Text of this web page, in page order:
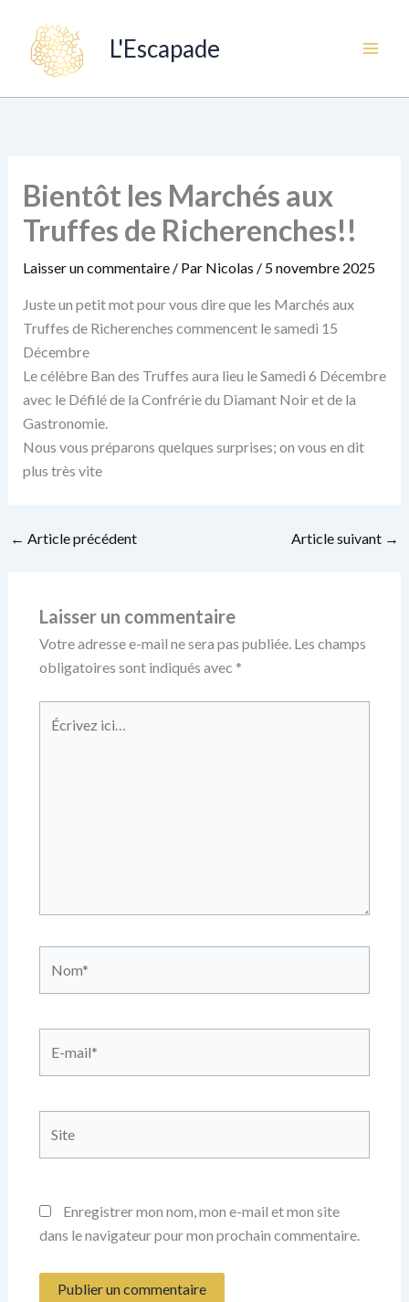
contenu
L'Escapade
Bientôt les Marchés aux
Truffes de Richerenches!!
Laisser un commentaire / Par Nicolas / 5 novembre 2025
Juste un petit mot pour vous dire que les Marchés aux
Truffes de Richerenches commencent le samedi 15
Décembre
Le célèbre Ban des Truffes aura lieu le Samedi 6 Décembre
avec le Défilé de la Confrérie du Diamant Noir et de la
Gastronomie.
Nous vous préparons quelques surprises; on vous en dit
plus très vite
← Article précédent Article suivant →
Laisser un commentaire
Votre adresse e-mail ne sera pas publiée. Les champs
obligatoires sont indiqués avec *
ici…
mail*
Enregistrer mon nom, mon e-mail et mon site
dans le navigateur pour mon prochain commentaire.